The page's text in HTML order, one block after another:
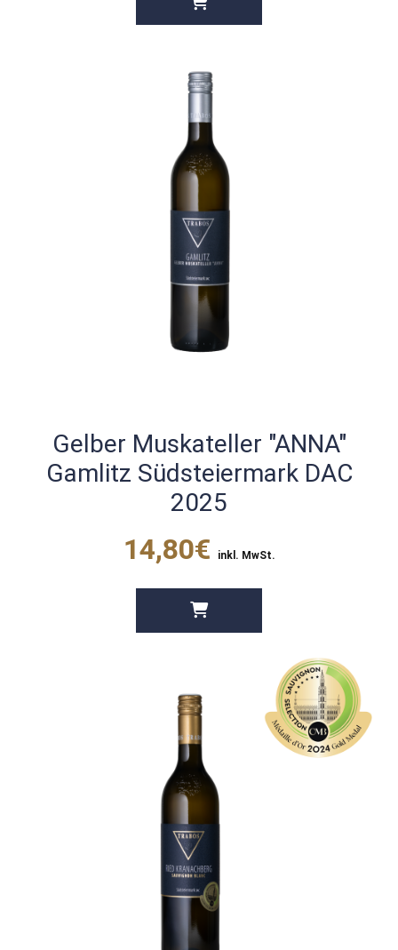
Gelber Muskateller "ANNA"
Gamlitz Südsteiermark DAC
2025
14,80€ inkl. MwSt.